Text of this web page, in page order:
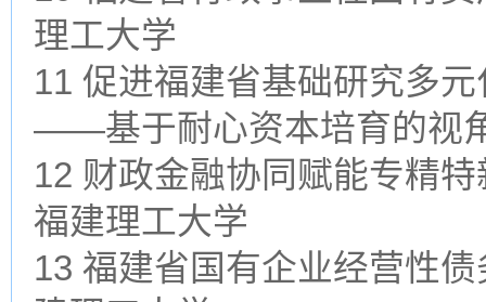
理工大学
11 促进福建省基础研究多
——基于耐心资本培育的视
12 财政金融协同赋能专精
福建理工大学
13 福建省国有企业经营性